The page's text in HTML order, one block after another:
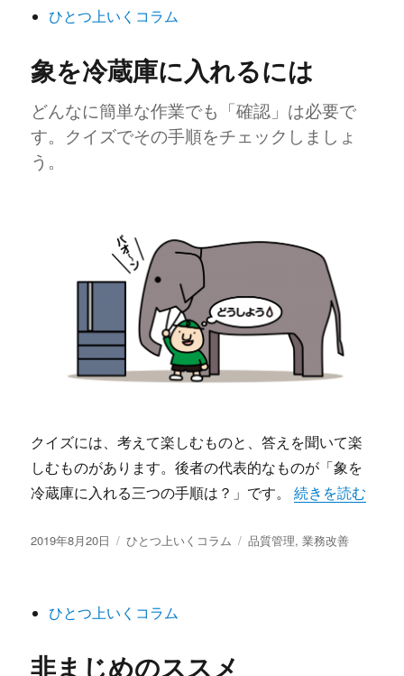
ー
ひとつ上いくコラム
象を冷蔵庫に入れるには
どんなに簡単な作業でも「確認」は必要で
す。クイズでその手順をチェックしましょ
う。
クイズには、考えて楽しむものと、答えを聞いて楽
しむものがあります。後者の代表的なものが「象を
冷蔵庫に入れる三つの手順は？」です。“象を冷蔵庫に
続きを読む
投
2019年8月20日
カ
ー
ひとつ上いくコラム
タ
品質管理,業務改善
ひとつ上いくコラム
非まじめのススメ